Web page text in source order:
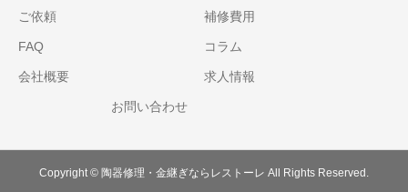
ご依頼 補修費用
FAQ コラム
会社概要 求人情報
お問い合わせ
Copyright © 陶器修理・金継ぎならレストーレ All Rights Reserved.